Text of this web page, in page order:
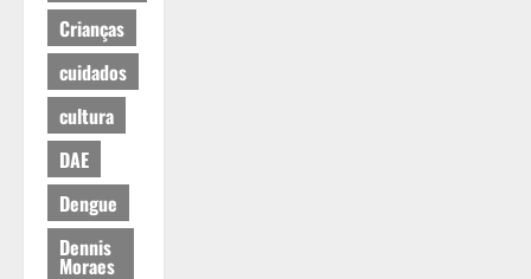
Crianças
cuidados
cultura
DAE
Dengue
Dennis
Moraes